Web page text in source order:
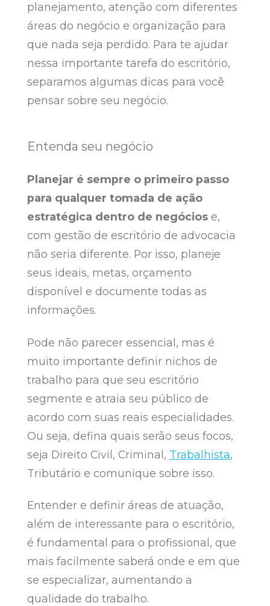
planejamento, atenção com diferentes
áreas do negócio e organização para
que nada seja perdido. Para te ajudar
nessa importante tarefa do escritório,
separamos algumas dicas para você
pensar sobre seu negócio.
Entenda seu negócio
Planejar é sempre o primeiro passo
para qualquer tomada de ação
estratégica dentro de negóciose,
com gestão de escritório de advocacia
não seria diferente. Por isso, planeje
seus ideais, metas, orçamento
disponível e documente todas as
informações.
Pode não parecer essencial, mas é
muito importante definir nichos de
trabalho para que seu escritório
segmente e atraia seu público de
acordo com suas reais especialidades.
Ou seja, defina quais serão seus focos,
seja Direito Civil, Criminal, Trabalhista,
Tributário e comunique sobre isso.
Entender e definir áreas de atuação,
além de interessante para o escritório,
é fundamental para o profissional, que
mais facilmente saberá onde e em que
se especializar, aumentando a
qualidade do trabalho.